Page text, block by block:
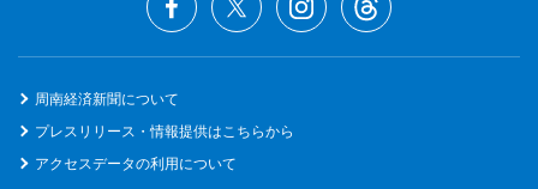
周南経済新聞について
プレスリリース・情報提供はこちらから
アクセスデータの利用について